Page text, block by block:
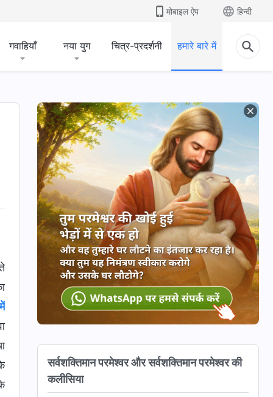
मोबाइल ऐप हिन्दी
गवाहियाँ नया युग चित्र-प्रदर्शनी हमारे बारे में
सर्वशक्तिमान परमेश्वर और सर्वशक्तिमान परमेश्वर की
कलीसिया